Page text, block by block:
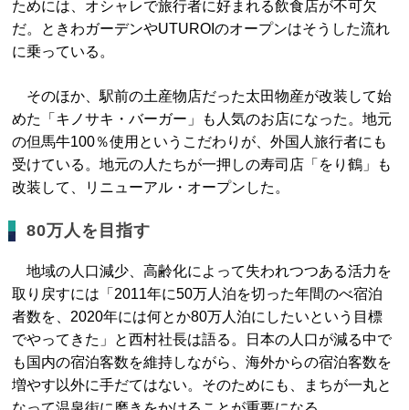
ためには、オシャレで旅行者に好まれる飲食店が不可欠
だ。ときわガーデンやUTUROIのオープンはそうした流れ
に乗っている。
そのほか、駅前の土産物店だった太田物産が改装して始
めた「キノサキ・バーガー」も人気のお店になった。地元
の但馬牛100％使用というこだわりが、外国人旅行者にも
受けている。地元の人たちが一押しの寿司店「をり鶴」も
改装して、リニューアル・オープンした。
80万人を目指す
地域の人口減少、高齢化によって失われつつある活力を
取り戻すには「2011年に50万人泊を切った年間のべ宿泊
者数を、2020年には何とか80万人泊にしたいという目標
でやってきた」と西村社長は語る。日本の人口が減る中で
も国内の宿泊客数を維持しながら、海外からの宿泊客数を
増やす以外に手だてはない。そのためにも、まちが一丸と